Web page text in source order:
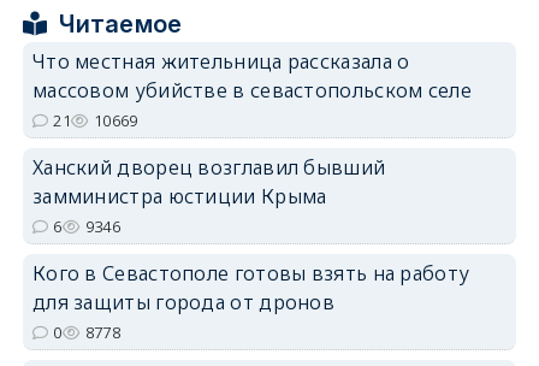
Читаемое
Что местная жительница рассказала о
массовом убийстве в севастопольском селе
21 10669
Ханский дворец возглавил бывший
замминистра юстиции Крыма
6 9346
Кого в Севастополе готовы взять на работу
для защиты города от дронов
0 8778